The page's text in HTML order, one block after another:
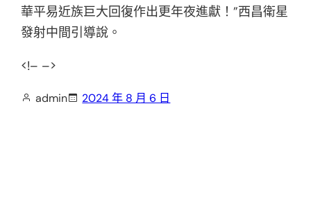
華平易近族巨大回復作出更年夜進獻！”西昌衛星
發射中間引導說。
<!– –>
admin 2024 年 8 月 6 日